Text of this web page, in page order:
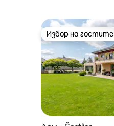
Избор на гостите
Избор на гостите